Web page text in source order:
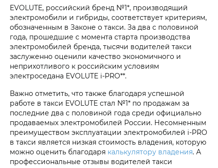
EVOLUTE, российский бренд №1*, производящий
электромобили и гибриды, соответствует критериям,
обозначенным в Законе о такси. За два с половиной
года, прошедшие с момента старта производства
электромобилей бренда, тысячи водителей такси
заслуженно оценили качество экономичного и
неприхотливого к российским условиям
электроседана EVOLUTE i‑PRO**.
Важно отметить, что также благодаря успешной
работе в такси EVOLUTE стал №1* по продажам за
последние два с половиной года среди официально
продаваемых электромобилей России. Несомненным
преимуществом эксплуатации электромобилей i‑PRO
в такси является низкая стоимость владения, которую
можно оценить благодаря калькулятору владения. А
профессиональные отзывы водителей такси